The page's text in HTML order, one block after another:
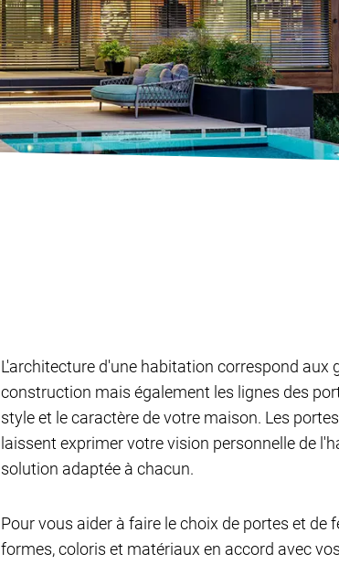
L'architecture d'une habitation correspond aux
construction mais également les lignes des
style et le caractère de votre maison. Les
laissent exprimer votre vision personnelle de
solution adaptée à chacun.
Pour vous aider à faire le choix de portes et de
formes, coloris et matériaux en accord avec